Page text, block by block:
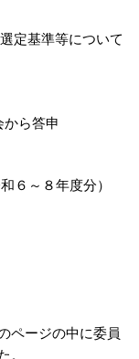
定基準等について
から答申
６～８年度分）
ページの中に委員
。